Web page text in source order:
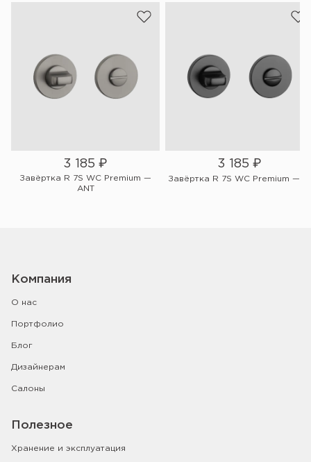
3 185 ₽
Завёртка R 7S WC Premium —
ANT
3 185 ₽
Завёртка R 7S WC Premium — Bl
Компания
О нас
Портфолио
Блог
Дизайнерам
Салоны
Полезное
Хранение и эксплуатация